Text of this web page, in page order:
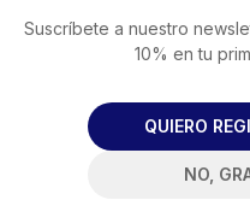
Suscríbete a nuestro
10% en tu
QUIERO
NO,
SENSOR DE TEMPERATURA
FISHER & PAYKEL